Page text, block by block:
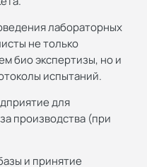
лабораторных
не только
био экспертизы, но и
испытаний.
для
производства (при
и принятие